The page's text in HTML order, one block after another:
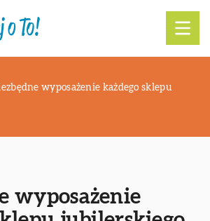
wyposażenie każdego sklepu
wyposażenie